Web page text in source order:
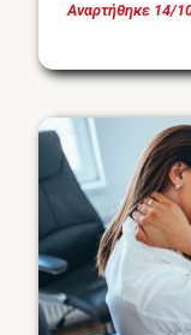
Αναρτήθηκε 14/